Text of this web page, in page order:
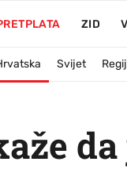
ZID
Svijet
da